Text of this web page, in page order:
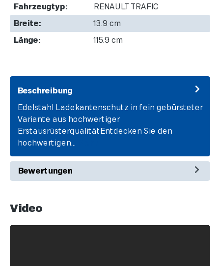
Fahrzeugtyp: RENAULT TRAFIC
Breite: 13.9 cm
Länge: 115.9 cm
Beschreibung
Edelstahl Ladekantenschutz in fein gebürsteter
Variante aus hochwertiger
ErstausrüsterqualitätEntdecken Sie den
hochwertigen…
Bewertungen
Video